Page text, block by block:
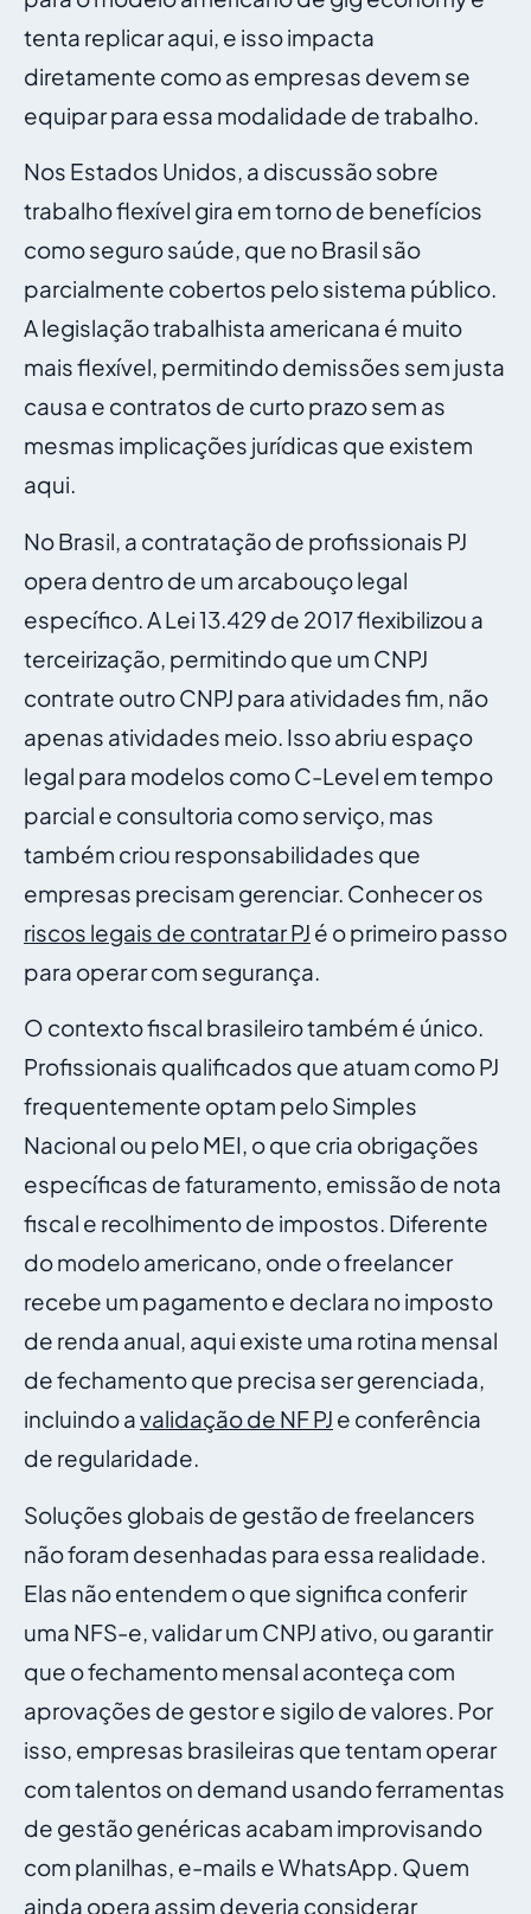
tenta replicar aqui, e isso impacta
diretamente como as empresas devem se
equipar para essa modalidade de trabalho.
Nos Estados Unidos, a discussão sobre
trabalho flexível gira em torno de benefícios
como seguro saúde, que no Brasil são
parcialmente cobertos pelo sistema público.
A legislação trabalhista americana é muito
mais flexível, permitindo demissões sem justa
causa e contratos de curto prazo sem as
mesmas implicações jurídicas que existem
aqui.
No Brasil, a contratação de profissionais PJ
opera dentro de um arcabouço legal
específico. A Lei 13.429 de 2017 flexibilizou a
terceirização, permitindo que um CNPJ
contrate outro CNPJ para atividades fim, não
apenas atividades meio. Isso abriu espaço
legal para modelos como C-Level em tempo
parcial e consultoria como serviço, mas
também criou responsabilidades que
empresas precisam gerenciar. Conhecer os
riscos legais de contratar PJ é o primeiro passo
para operar com segurança.
O contexto fiscal brasileiro também é único.
Profissionais qualificados que atuam como PJ
frequentemente optam pelo Simples
Nacional ou pelo MEI, o que cria obrigações
específicas de faturamento, emissão de nota
fiscal e recolhimento de impostos. Diferente
do modelo americano, onde o freelancer
recebe um pagamento e declara no imposto
de renda anual, aqui existe uma rotina mensal
de fechamento que precisa ser gerenciada,
incluindo avalidação de NF PJ e conferência
de regularidade.
Soluções globais de gestão de freelancers
não foram desenhadas para essa realidade.
Elas não entendem o que significa conferir
uma NFS-e, validar um CNPJ ativo, ou garantir
que o fechamento mensal aconteça com
aprovações de gestor e sigilo de valores. Por
isso, empresas brasileiras que tentam operar
com talentos on demand usando ferramentas
de gestão genéricas acabam improvisando
com planilhas, e-mails e WhatsApp. Quem
ainda opera assim deveria considerar